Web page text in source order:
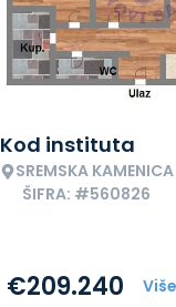
Kod instituta
SREMSKA KAMENICA
ŠIFRA: #560826
€209.240